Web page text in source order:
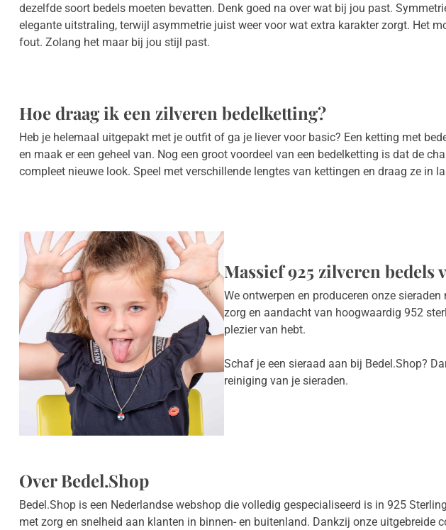
dezelfde soort bedels moeten bevatten. Denk goed na over wat bij jou past.
elegante uitstraling, terwijl asymmetrie juist weer voor wat extra karakter zorgt. Het
fout. Zolang het maar bij jou stijl past.
Hoe draag ik een zilveren bedelketting?
Heb je helemaal uitgepakt met je outfit of ga je liever voor basic? Een ketting met
en maak er een geheel van. Nog een groot voordeel van een bedelketting is dat de
compleet nieuwe look. Speel met verschillende lengtes van kettingen en draag ze in
Massief 925 zilveren bedels
We ontwerpen en produceren onze
zorg en aandacht van hoogwaardig 952
plezier van hebt.
Schaf je een sieraad aan bij Bedel.Shop?
reiniging van je sieraden.
Over Bedel.Shop
Bedel.Shop is een Nederlandse webshop die volledig gespecialiseerd is in 925
met zorg en snelheid aan klanten in binnen- en buitenland. Dankzij onze uitgebreide